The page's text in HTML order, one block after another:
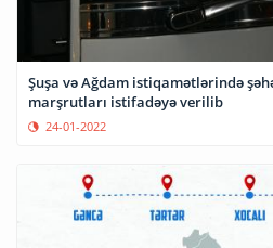
Şuşa və Ağdam istiqamətlərində
marşrutları istifadəyə verilib
24-01-2022